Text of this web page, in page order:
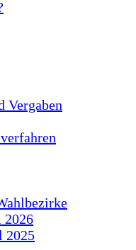
Vergaben
2026
2025